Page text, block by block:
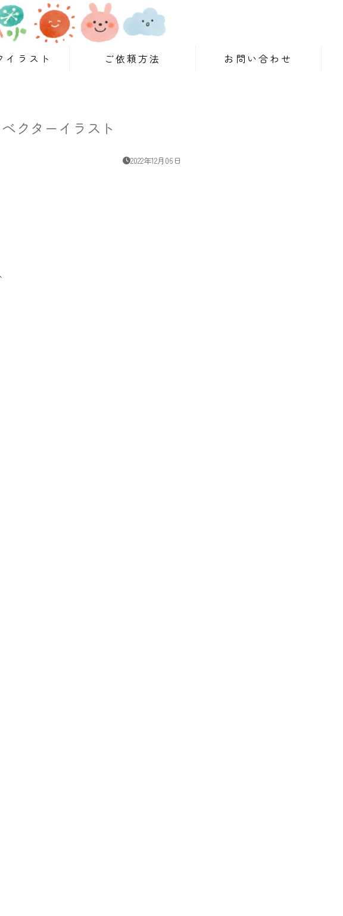
イラスト ご依頼方法 お問い合わせ
クターイラスト
2022年12月06日